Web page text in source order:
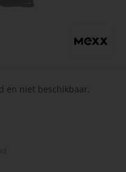
en niet beschikbaar.